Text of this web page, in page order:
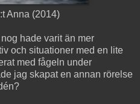
Anna (2014)
nog hade varit än mer
och situationer med en lite
med fågeln under
jag skapat en annan rörelse